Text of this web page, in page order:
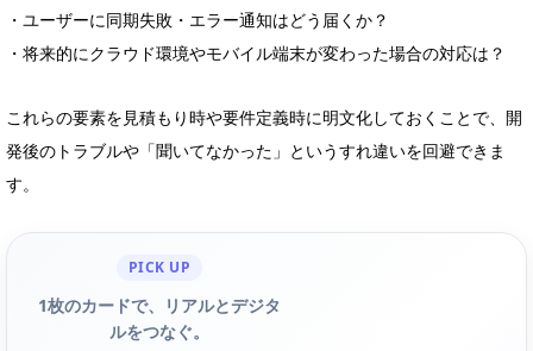
・ユーザーに同期失敗・エラー通知はどう届くか？
・将来的にクラウド環境やモバイル端末が変わった場合の対応は？
これらの要素を見積もり時や要件定義時に明文化しておくことで、開
発後のトラブルや「聞いてなかった」というすれ違いを回避できま
す。
PICK UP
1枚のカードで、リアルとデジタ
ルをつなぐ。